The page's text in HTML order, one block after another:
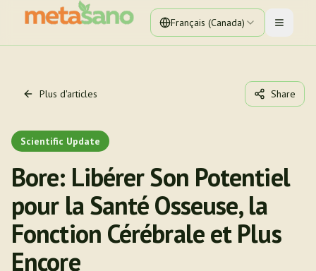
Français (Canada) Toggle
Plus d'articles Share
Scientific Update
Bore: Libérer Son Potentiel
pour la Santé Osseuse, la
Fonction Cérébrale et Plus
Encore